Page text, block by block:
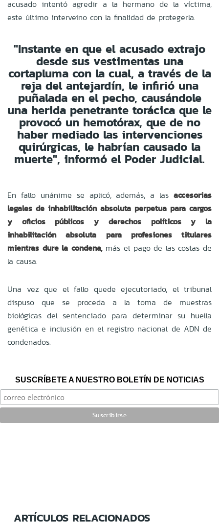
acusado intentó agredir a la hermano de la víctima,
este último interveino con la finalidad de protegerla.
"Instante en que el acusado extrajo
desde sus vestimentas una
cortapluma con la cual, a través de la
reja del antejardín, le infirió una
puñalada en el pecho, causándole
una herida penetrante torácica que le
provocó un hemotórax, que de no
haber mediado las intervenciones
quirúrgicas, le habrían causado la
muerte", informó el Poder Judicial.
En fallo unánime se aplicó, además, a las accesorias
legales de inhabilitación absoluta perpetua para cargos
y oficios públicos y derechos políticos y la
inhabilitación absoluta para profesiones titulares
mientras dure la condena,más el pago de las costas de
la causa.
Una vez que el fallo quede ejecutoriado, el tribunal
dispuso que se proceda a la toma de muestras
biológicas del sentenciado para determinar su huella
genética e inclusión en el registro nacional de ADN de
condenados.
SUSCRÍBETE A NUESTRO BOLETÍN DE NOTICIAS
ARTÍCULOS RELACIONADOS